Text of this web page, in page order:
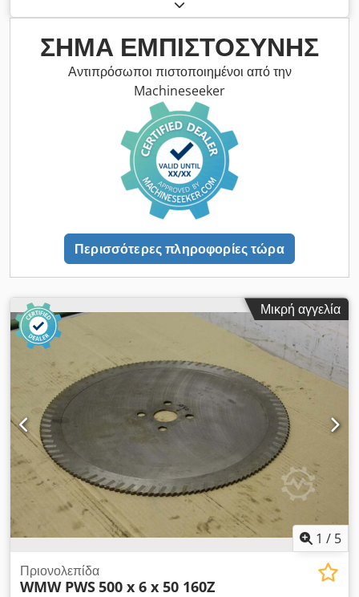
αχρησιμοποίητη -Διαστάσεις: 2450x27x0.90 mm 4/6 -Αριθμός:
Διαθέσιμα φύλλα 7x -Τιμή: ανά τεμάχιο -Βάρος: 0,5 kg /κομμάτι
Dwsdpfogrvfkex Anloa
ΣΉΜΑ ΕΜΠΙΣΤΟΣΎΝΗΣ
Αντιπρόσωποι πιστοποιημένοι από την
Machineseeker
Περισσότερες πληροφορίες τώρα
Μικρή αγγελία
1 / 5
Πριονολεπίδα
WMW PWS500 x 6 x 50 160Z